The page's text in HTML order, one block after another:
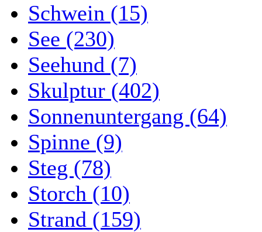
Schwein (15)
See (230)
Seehund (7)
Skulptur (402)
Sonnenuntergang (64)
Spinne (9)
Steg (78)
Storch (10)
Strand (159)